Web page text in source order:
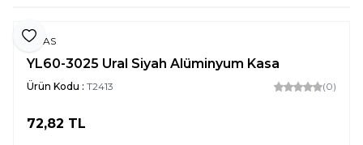
Favoriye Ekle
NOAS
YL60-3025 Ural Siyah Alüminyum Kasa
Ürün Kodu : T2413 (0)
72,82 TL